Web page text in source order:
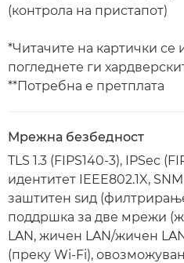
(контрола на пристапот)
*Читачите на картички
погледнете ги
**Потребна е претплата
Мрежна безбедност
TLS 1.3 (FIPS140-3), IPSec
идентитет IEEE802.1X,
заштитен ѕид
поддршка за две мрежи
LAN, жичен LAN/жичен
(преку Wi-Fi),